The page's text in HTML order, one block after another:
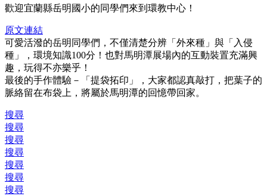
歡迎宜蘭縣岳明國小的同學們來到環教中心！
原文連結
可愛活潑的岳明同學們，不僅清楚分辨「外來種」與「入侵
種」，環境知識100分！也對馬明潭展場內的互動裝置充滿興
趣，玩得不亦樂乎！
最後的手作體驗－「提袋拓印」，大家都認真敲打，把葉子的
脈絡留在布袋上，將屬於馬明潭的回憶帶回家。
搜尋
搜尋
搜尋
搜尋
搜尋
搜尋
搜尋